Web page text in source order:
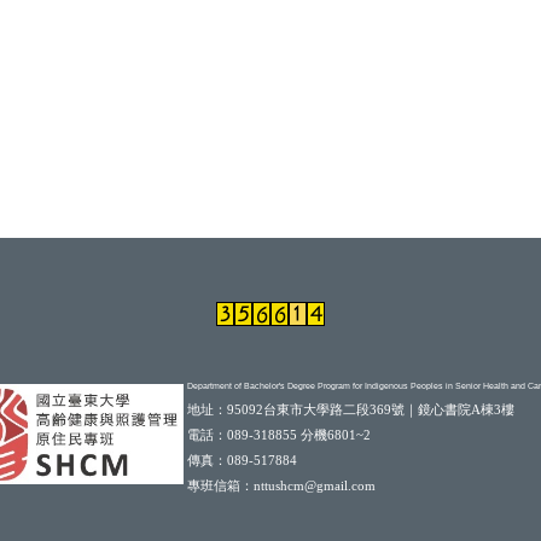
Department of Bachelor's Degree Program for Indigenous Peoples in Senior Health and
地址 ： 95092台東市大學路二段369號｜鏡心書院A棟3樓
電話：089-318855 分機6801~2
傳真：089-517884
專班信箱 ：nttushcm@gmail.com